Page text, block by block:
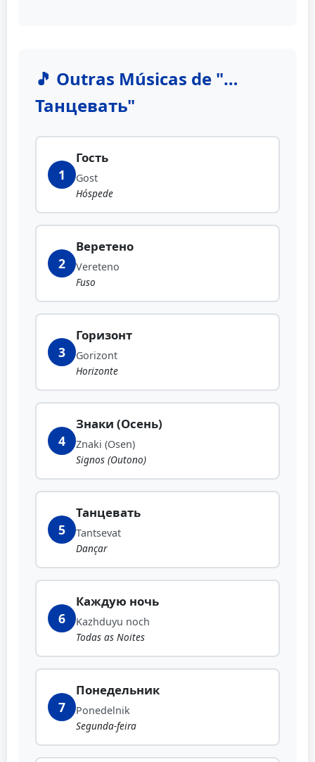
🎵 Outras Músicas de "…
Танцевать"
1
Гость
Gost
Hóspede
2
Веретено
Vereteno
Fuso
3
Горизонт
Gorizont
Horizonte
4
Знаки (Осень)
Znaki (Osen)
Signos (Outono)
5
Танцевать
Tantsevat
Dançar
6
Каждую ночь
Kazhduyu noch
Todas as Noites
7
Понедельник
Ponedelnik
Segunda-feira